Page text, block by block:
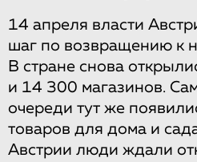
14 апреля власти
шаг по возвращению к
В стране снова
и 14 300 магазинов.
очереди тут же
товаров для дома и
Австрии люди ждали